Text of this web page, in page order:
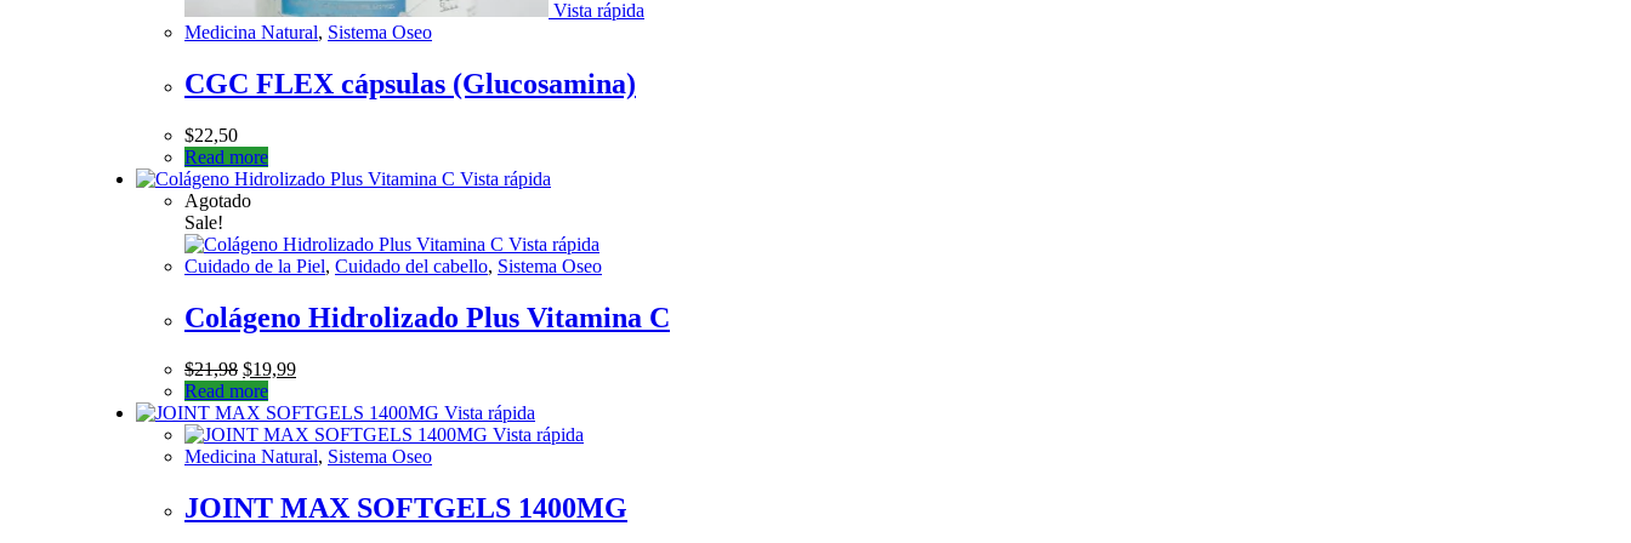
Vista rápida
Medicina Natural, Sistema Oseo
CGC FLEX cápsulas (Glucosamina)
$22,50
Read more
Vista rápida
Agotado
Sale!
Vista rápida
Cuidado de la Piel, Cuidado del cabello, Sistema Oseo
Colágeno Hidrolizado Plus Vitamina C
$21,98 $19,99
Read more
Vista rápida
Vista rápida
Medicina Natural, Sistema Oseo
JOINT MAX SOFTGELS 1400MG